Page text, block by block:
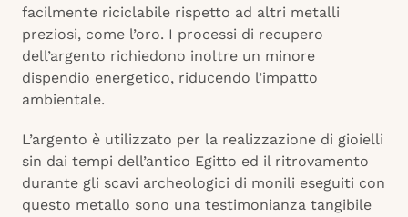
facilmente riciclabile rispetto ad altri metalli
preziosi, come l’oro. I processi di recupero
dell’argento richiedono inoltre un minore
dispendio energetico, riducendo l’impatto
ambientale.
L’argento è utilizzato per la realizzazione di gioielli
sin dai tempi dell’antico Egitto ed il ritrovamento
durante gli scavi archeologici di monili eseguiti con
questo metallo sono una testimonianza tangibile